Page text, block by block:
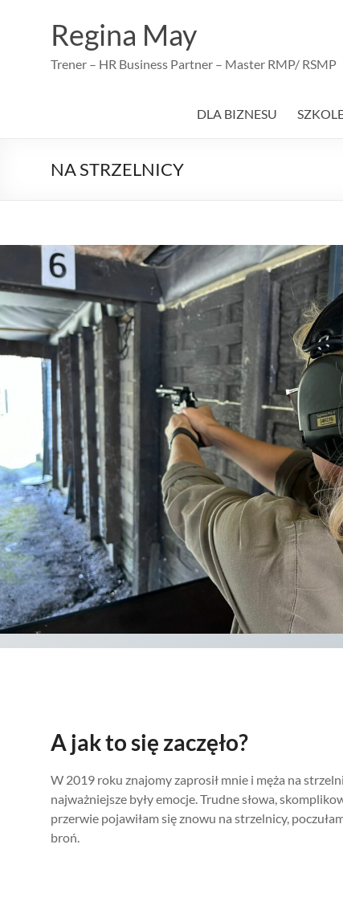
Regina May
Trener – HR Business Partner – Master RMP/ RSMP
DLA BIZNESU
NA STRZELNICY
A jak to się zaczęło?
W 2019 roku znajomy zaprosił mnie i męża na
najważniejsze były emocje. Trudne słowa,
przerwie pojawiłam się znowu na strzelnicy,
broń.